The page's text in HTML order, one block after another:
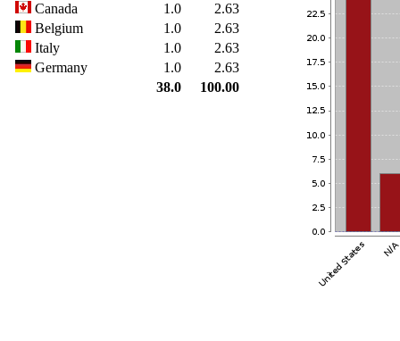
Canada
1.0
2.63
Belgium
1.0
2.63
Italy
1.0
2.63
Germany
1.0
2.63
38.0
100.00